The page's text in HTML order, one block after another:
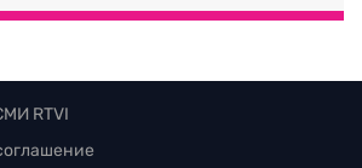
RTVI